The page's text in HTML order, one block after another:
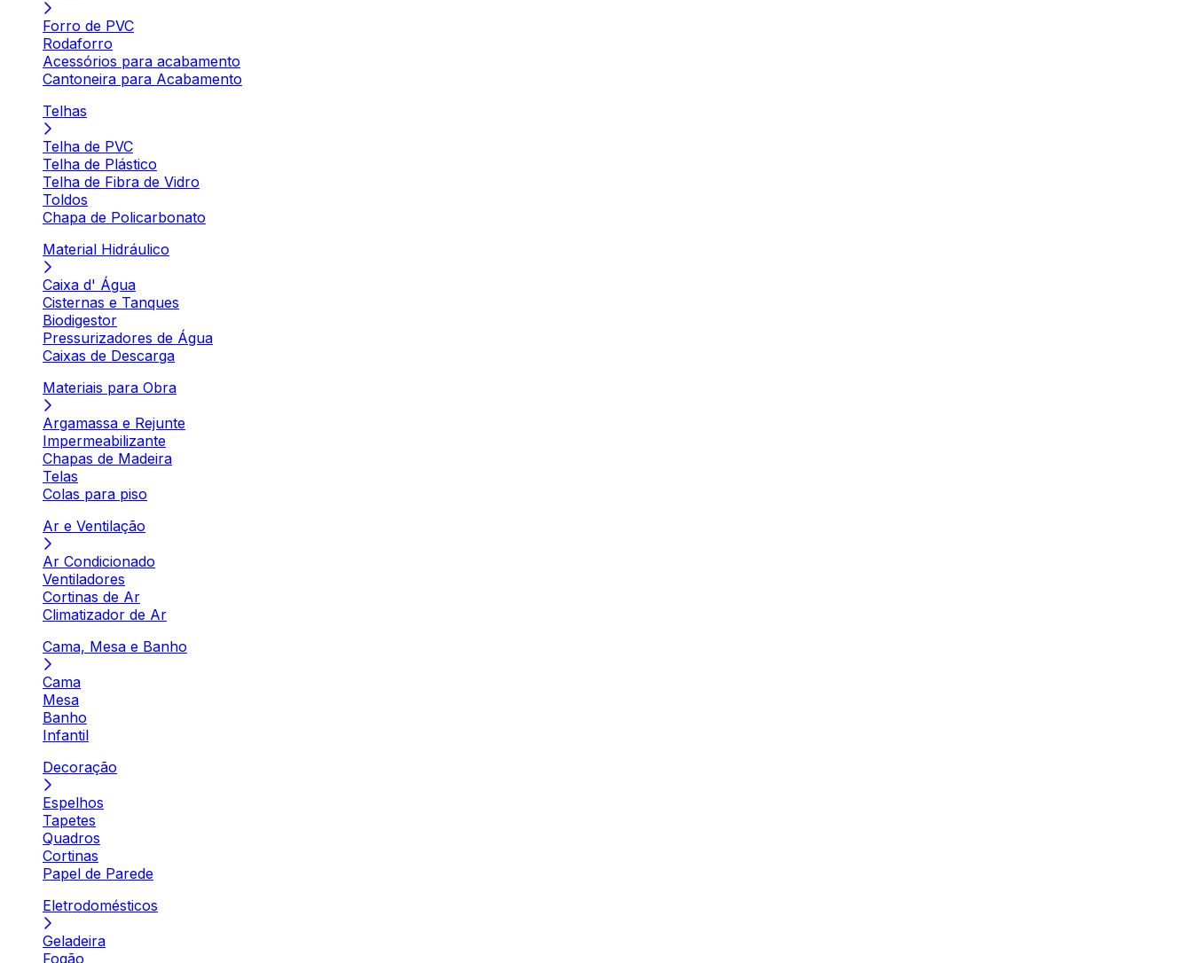
Forro de PVC
Rodaforro
Acessórios para acabamento
Cantoneira para Acabamento
Telhas
Telha de PVC
Telha de Plástico
Telha de Fibra de Vidro
Toldos
Chapa de Policarbonato
Material Hidráulico
Caixa d' Água
Cisternas e Tanques
Biodigestor
Pressurizadores de Água
Caixas de Descarga
Materiais para Obra
Argamassa e Rejunte
Impermeabilizante
Chapas de Madeira
Telas
Colas para piso
Ar e Ventilação
Ar Condicionado
Ventiladores
Cortinas de Ar
Climatizador de Ar
Cama, Mesa e Banho
Cama
Mesa
Banho
Infantil
Decoração
Espelhos
Tapetes
Quadros
Cortinas
Papel de Parede
Eletrodomésticos
Geladeira
Fogão